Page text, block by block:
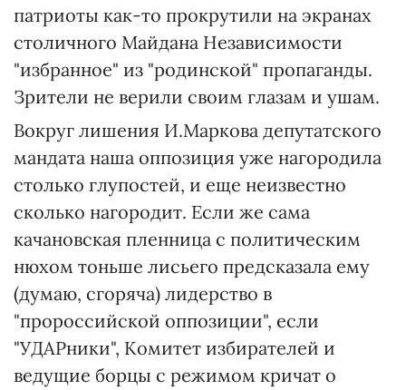
патриоты как-то прокрутили на экранах
столичного Майдана Независимости
"избранное" из "родинской" пропаганды.
Зрители не верили своим глазам и ушам.
Вокруг лишения И.Маркова депутатского
мандата наша оппозиция уже нагородила
столько глупостей, и еще неизвестно
сколько нагородит. Если же сама
качановская пленница с политическим
нюхом тоньше лисьего предсказала ему
(думаю, сгоряча) лидерство в
"пророссийской оппозиции", если
"УДАРники", Комитет избирателей и
ведущие борцы с режимом кричат о